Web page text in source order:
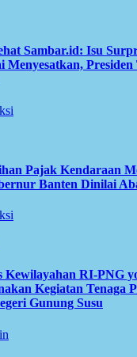
Sambar.id: Isu
Presiden
Pajak Kendaraan
Banten Dinilai
Kewilayahan RI-PNG
Kegiatan Tenaga
Gunung Susu